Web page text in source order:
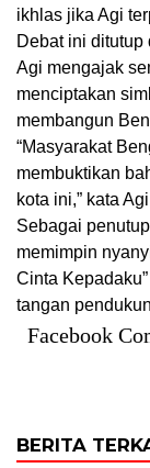
ikhlas jika Agi
Debat ini
Agi mengajak
menciptakan
membangun
“Masyarakat
membuktikan
kota ini,” kata
Sebagai
memimpin
Cinta
tangan
Facebook
BERITA